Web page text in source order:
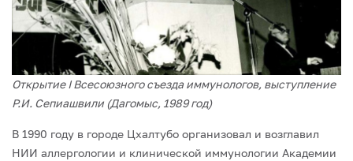
Открытие I Всесоюзного съезда иммунологов, выступление
Р.И. Сепиашвили (Дагомыс, 1989 год)
В 1990 году в городе Цхалтубо организовал и возглавил
НИИ аллергологии и кли­нической иммунологии Академии